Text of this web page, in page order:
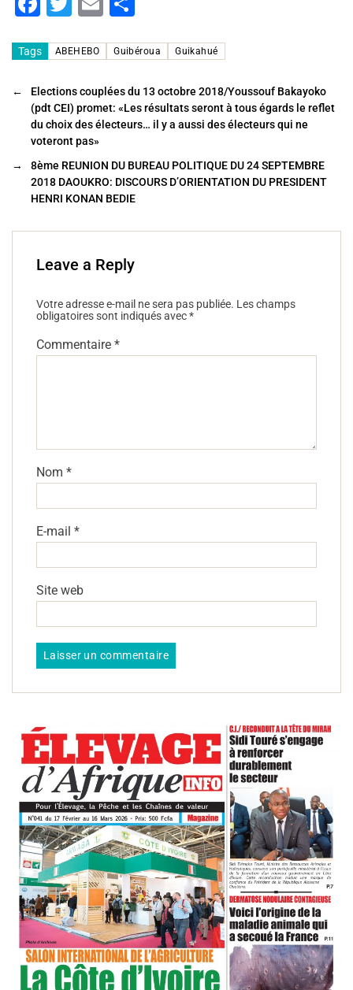
c
b
o
o
k
tt ai
l
ta
g
er
Tags ABEHEBO Guibéroua Guikahué
←
Elections couplées du 13 octobre 2018/Youssouf Bakayoko
(pdt CEI) promet: «Les résultats seront à tous égards le reflet
du choix des électeurs… il y a aussi des électeurs qui ne
voteront pas»
→
8ème REUNION DU BUREAU POLITIQUE DU 24 SEPTEMBRE
2018 DAOUKRO: DISCOURS D’ORIENTATION DU PRESIDENT
HENRI KONAN BEDIE
Leave a Reply
Votre adresse e-mail ne sera pas publiée. Les champs
obligatoires sont indiqués avec*
Commentaire *
Nom *
E-mail *
Site web